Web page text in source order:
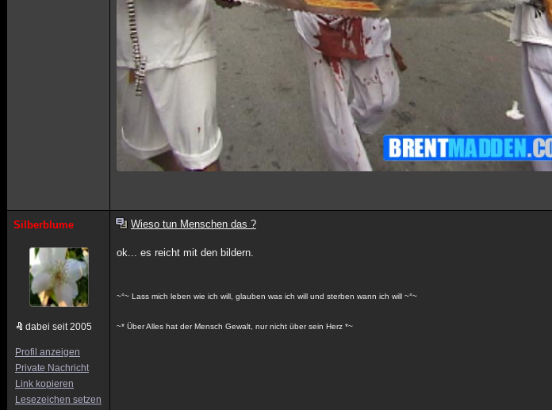
Silberblume
dabei seit 2005
Profil anzeigen
Private Nachricht
Link kopieren
Lesezeichen setzen
Wieso tun Menschen das ?
ok... es reicht mit den bildern.
~°~ Lass mich leben wie ich will, glauben was ich will und sterben wann ich will ~°~
~* Über Alles hat der Mensch Gewalt, nur nicht über sein Herz *~